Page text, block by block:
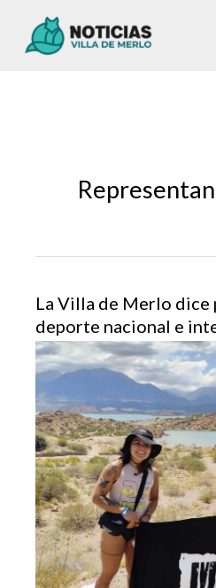
La Villa de Merlo dice
deporte nacional e